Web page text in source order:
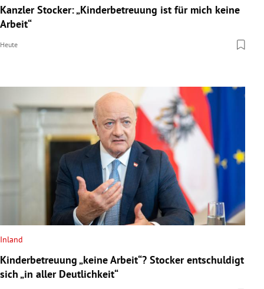
Untermenü
Kanzler Stocker: „Kinderbetreuung ist für mich keine
Arbeit“
Heute
Inland
Kinderbetreuung „keine Arbeit“? Stocker entschuldigt
sich „in aller Deutlichkeit“